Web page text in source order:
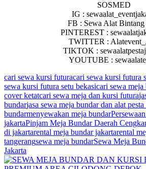
SOSMED
IG :
FB : Sewa Alat Bintang
PINTEREST :
TWITTER :
TIKTOK :
YOUTUBE :
cari sewa kursi futuracari sewa kursi futura
sewa kursi futura setu bekasicari sewa
cover ketatcari sewa meja dan kursi futura
bundarjasa sewa meja bundar dan alat
bundarmenyewakan meja bundar
jakartaPinjam Meja Bundar Daerah
di jakartarental meja bundar jakartarental
tangerangsewa meja bundarSewa Meja
Jakarta